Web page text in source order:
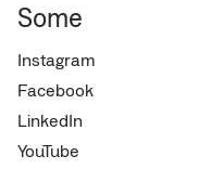
Some
Instagram
Facebook
LinkedIn
YouTube